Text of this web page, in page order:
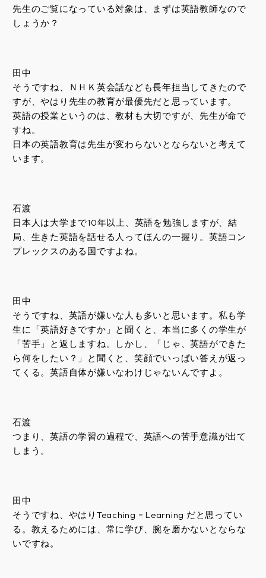
先生のご覧になっている対象は、まずは英語教師なので
しょうか？
田中
そうですね、ＮＨＫ英会話なども長年担当してきたので
すが、やはり先生の教育が最優先だと思っています。
英語の授業というのは、教材も大切ですが、先生が命で
すね。
日本の英語教育は先生が変わらないとならないと考えて
います。
石渡
日本人は大学まで10年以上、英語を勉強しますが、結
局、生きた英語を話せる人ってほんの一握り。英語コン
プレックスのある国ですよね。
田中
そうですね、英語が嫌いな人も多いと思います。私も学
生に「英語好きですか」と聞くと、本当に多くの学生が
「苦手」と返しますね。しかし、「じゃ、英語ができた
ら何をしたい？」と聞くと、笑顔でいっぱい答えが返っ
てくる。英語自体が嫌いなわけじゃないんですよ。
石渡
つまり、英語の学習の過程で、英語への苦手意識が出て
しまう。
田中
そうですね、やはりTeaching = Learning だと思ってい
る。教えるためには、常に学び、腕を磨かないとならな
いですね。